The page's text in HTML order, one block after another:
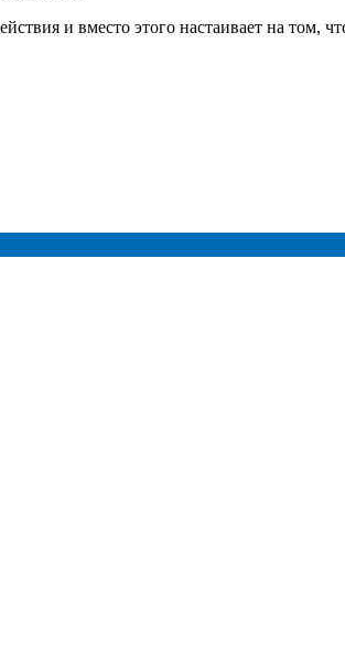
и вместо этого настаивает на том,